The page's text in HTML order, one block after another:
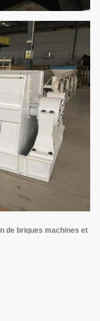
de briques machines et